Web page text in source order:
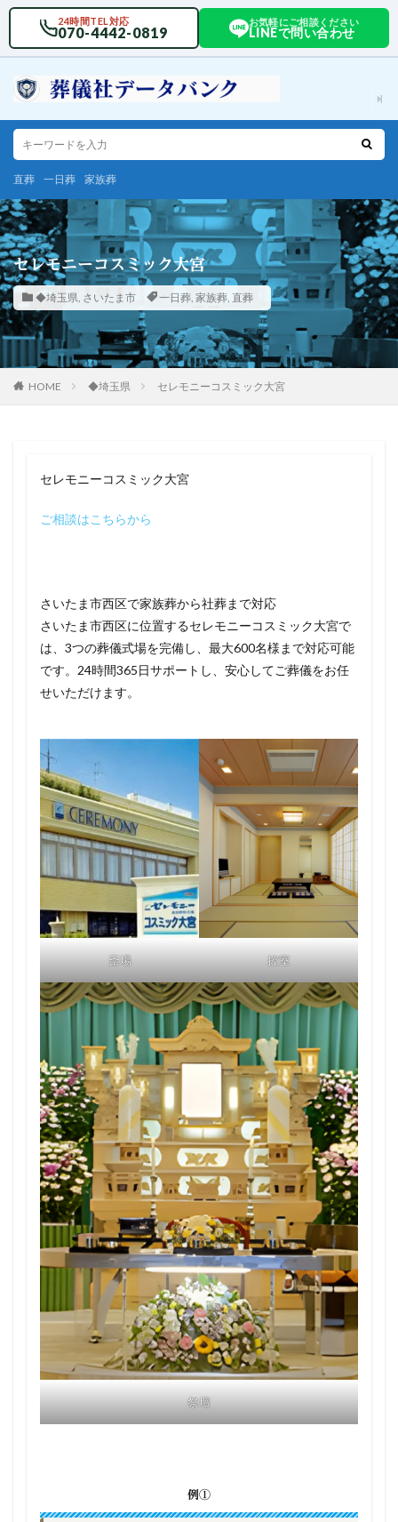
24時間TEL対応
070-4442-0819
お気軽にご相談ください
LINEで問い合わせ
直葬 一日葬 家族葬
セレモニーコスミック大宮
◆埼玉県, さいたま市 一日葬, 家族葬, 直葬
HOME ◆埼玉県 セレモニーコスミック大宮
セレモニーコスミック大宮
ご相談はこちらから
さいたま市西区で家族葬から社葬まで対応
さいたま市西区に位置するセレモニーコスミック大宮で
は、3つの葬儀式場を完備し、最大600名様まで対応可能
です。24時間365日サポートし、安心してご葬儀をお任
せいただけます。
斎場 控室
祭壇
例①